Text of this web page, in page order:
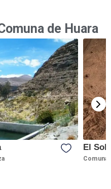
de Huara
El Sol
Comuna